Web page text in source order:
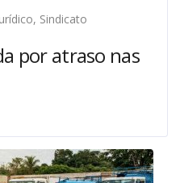
, Sindicato
por atraso nas